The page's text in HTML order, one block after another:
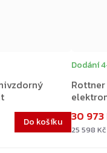
Do košíku
Dodání
25 598
30 973